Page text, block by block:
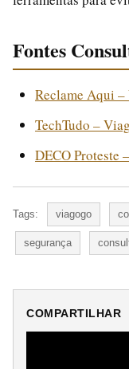
Fontes
Reclame Aqui
TechTudo –
DECO Proteste
Tags: viagogo
segurança
COMPARTILHAR